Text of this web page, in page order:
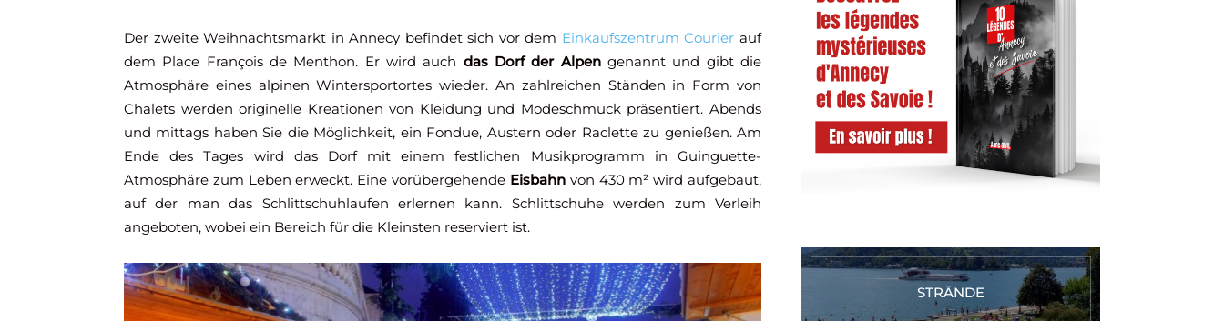
Der zweite Weihnachtsmarkt in Annecy befindet sich vor dem Einkaufszentrum Courier auf
dem Place François de Menthon. Er wird auch das Dorf der Alpengenannt und gibt die
Atmosphäre eines alpinen Wintersportortes wieder. An zahlreichen Ständen in Form von
Chalets werden originelle Kreationen von Kleidung und Modeschmuck präsentiert. Abends
und mittags haben Sie die Möglichkeit, ein Fondue, Austern oder Raclette zu genießen. Am
Ende des Tages wird das Dorf mit einem festlichen Musikprogramm in Guinguette-
Atmosphäre zum Leben erweckt. Eine vorübergehende Eisbahnvon 430 m² wird aufgebaut,
auf der man das Schlittschuhlaufen erlernen kann. Schlittschuhe werden zum Verleih
angeboten, wobei ein Bereich für die Kleinsten reserviert ist.
STRÄNDE